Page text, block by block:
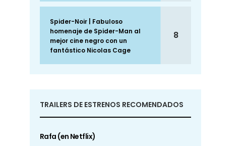
Spider-Noir | Fabuloso
homenaje de Spider-Man al
mejor cine negro con un
fantástico Nicolas Cage
8
TRAILERS DE ESTRENOS RECOMENDADOS
Rafa (en Netflix)